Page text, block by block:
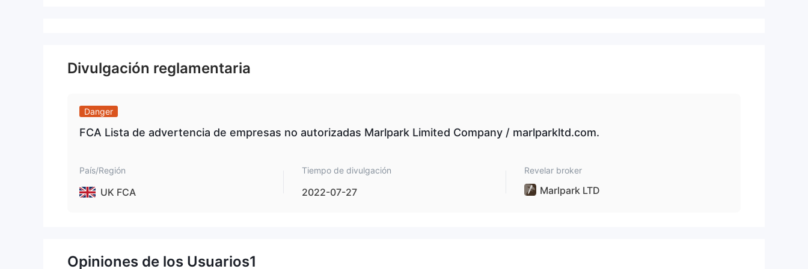
Divulgación reglamentaria
Danger
FCA Lista de advertencia de empresas no autorizadas Marlpark Limited Company / marlparkltd.com.
País/Región
UK FCA
Tiempo de divulgación
2022-07-27
Revelar broker
Marlpark LTD
Opiniones de los Usuarios1